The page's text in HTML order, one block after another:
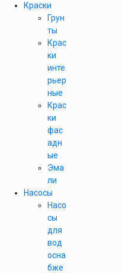
Краски
Грун
ты
Крас
ки
инте
рьер
ные
Крас
ки
фас
адн
ые
Эма
ли
Насосы
Насо
сы
для
вод
осна
бже